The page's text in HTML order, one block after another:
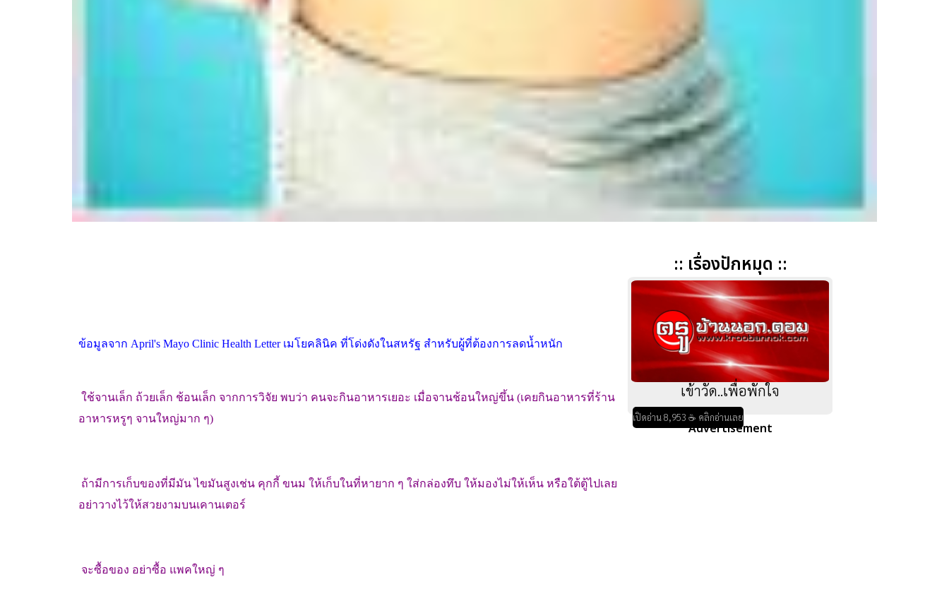
ข้อมูลจาก April's Mayo Clinic Health Letter เมโยคลินิค ที่โด่งดังในสหรัฐ สำหรับผู้ที่ต้องการลดน้ำหนัก
ใช้จานเล็ก ถ้วยเล็ก ช้อนเล็ก จากการวิจัย พบว่า คนจะกินอาหารเยอะ เมื่อจานช้อนใหญ่ขึ้น (เคยกินอาหารที่ร้าน
อาหารหรูๆ จานใหญ่มาก ๆ)
ถ้ามีการเก็บของที่มีมัน ไขมันสูงเช่น คุกกี้ ขนม ให้เก็บในที่หายาก ๆ ใส่กล่องทึบ ให้มองไม่ให้เห็น หรือใต้ตู้ไปเลย
อย่าวางไว้ให้สวยงามบนเคานเตอร์
จะซื้อของ อย่าซื้อ แพคใหญ่ ๆ
:: เรื่องปักหมุด ::
เข้าวัด..เพื่อพักใจ
เปิดอ่าน 8,953 ☕ คลิกอ่านเลย
Advertisement